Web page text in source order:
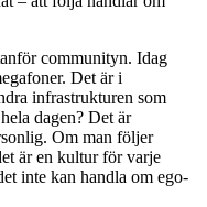
communityn. Idag
Det är i
infrastrukturen som
dagen? Det är
Om man följer
är en kultur för varje
inte kan handla om ego-